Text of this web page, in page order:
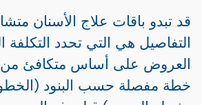
قد تبدو باقات علاج الأسنان
التفاصيل هي التي تحدد التكلفة
العروض على أساس متكافئ
خطة مفصلة حسب البنود